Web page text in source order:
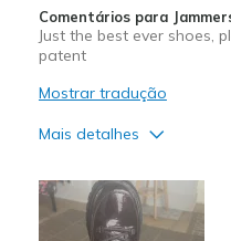
View On Shoes
I'm
Comentários para
Just the best ever shoes,
patent
Mostrar tradução
Mais detalhes
Comfortable